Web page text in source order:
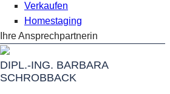
Verkaufen
Homestaging
Ihre Ansprechpartnerin
DIPL.-ING. BARBARA
SCHROBBACK